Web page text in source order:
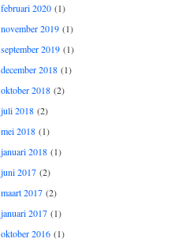
februari 2020 (1)
november 2019 (1)
september 2019 (1)
december 2018 (1)
oktober 2018 (2)
juli 2018 (2)
mei 2018 (1)
januari 2018 (1)
juni 2017 (2)
maart 2017 (2)
januari 2017 (1)
oktober 2016 (1)